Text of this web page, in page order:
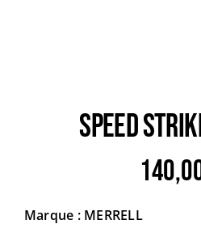
SPEED
Marque : MERRELL